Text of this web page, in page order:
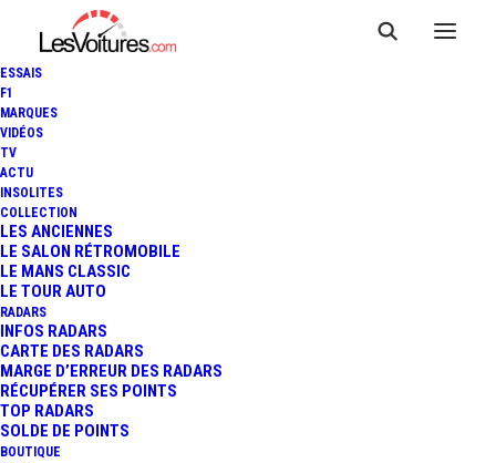
ESSAIS
F1
MARQUES
VIDÉOS
TV
ACTU
INSOLITES
COLLECTION
LES ANCIENNES
LE SALON RÉTROMOBILE
LE MANS CLASSIC
LE TOUR AUTO
RADARS
INFOS RADARS
CARTE DES RADARS
MARGE D’ERREUR DES RADARS
RÉCUPÉRER SES POINTS
TOP RADARS
SOLDE DE POINTS
BOUTIQUE
LAMBORGHINI SIÁN FKP 37 :
VOICI LE SUPERBE JOUET
2 Minutes